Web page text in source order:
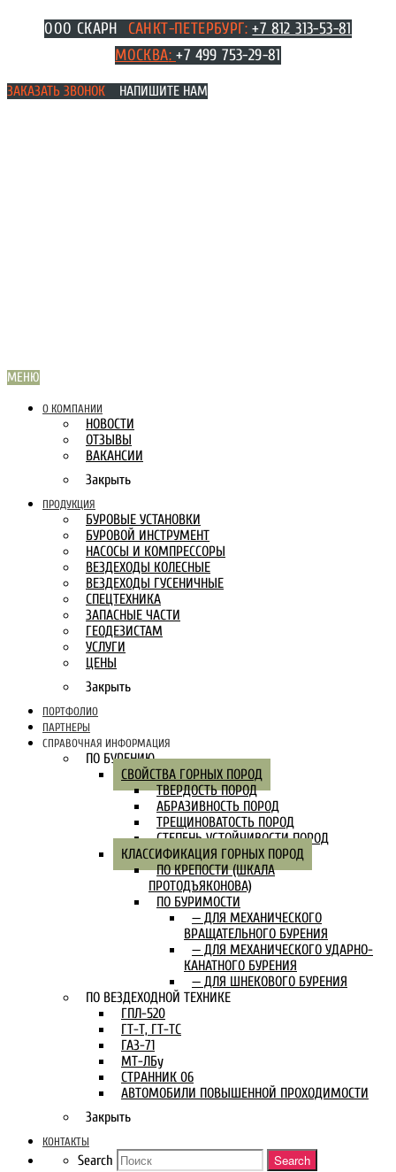
Перейти
ООО СКАРН САНКТ-ПЕТЕРБУРГ:+7 812 313-53-81
МОСКВА:+7 499 753-29-81
ЗАКАЗАТЬ ЗВОНОК НАПИШИТЕ НАМ
МЕНЮ
О КОМПАНИИ
НОВОСТИ
ОТЗЫВЫ
ВАКАНСИИ
Закрыть
ПРОДУКЦИЯ
БУРОВЫЕ УСТАНОВКИ
БУРОВОЙ ИНСТРУМЕНТ
НАСОСЫ И КОМПРЕССОРЫ
ВЕЗДЕХОДЫ КОЛЕСНЫЕ
ВЕЗДЕХОДЫ ГУСЕНИЧНЫЕ
СПЕЦТЕХНИКА
ЗАПАСНЫЕ ЧАСТИ
ГЕОДЕЗИСТАМ
УСЛУГИ
ЦЕНЫ
Закрыть
ПОРТФОЛИО
ПАРТНЕРЫ
СПРАВОЧНАЯ ИНФОРМАЦИЯ
ПО БУРЕНИЮ
СВОЙСТВА ГОРНЫХ ПОРОД
ТВЕРДОСТЬ ПОРОД
АБРАЗИВНОСТЬ ПОРОД
ТРЕЩИНОВАТОСТЬ ПОРОД
СТЕПЕНЬ УСТОЙЧИВОСТИ ПОРОД
КЛАССИФИКАЦИЯ ГОРНЫХ ПОРОД
ПО КРЕПОСТИ (ШКАЛА
ПРОТОДЪЯКОНОВА)
ПО БУРИМОСТИ
— ДЛЯ МЕХАНИЧЕСКОГО
ВРАЩАТЕЛЬНОГО БУРЕНИЯ
— ДЛЯ МЕХАНИЧЕСКОГО УДАРНО-
КАНАТНОГО БУРЕНИЯ
— ДЛЯ ШНЕКОВОГО БУРЕНИЯ
ПО ВЕЗДЕХОДНОЙ ТЕХНИКЕ
ГПЛ-520
ГТ-Т, ГТ-ТС
ГАЗ-71
МТ-ЛБу
СТРАННИК 06
АВТОМОБИЛИ ПОВЫШЕННОЙ ПРОХОДИМОСТИ
Закрыть
КОНТАКТЫ
Search Search